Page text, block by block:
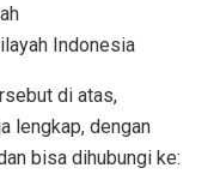
Indonesia
di atas,
lengkap, dengan
bisa dihubungi ke: